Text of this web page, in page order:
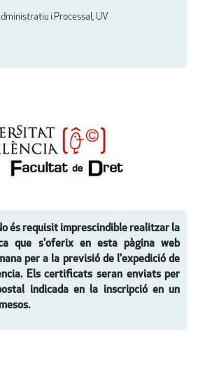
i Processal, UV
és requisit imprescindible realitzar la
que s'oferix en esta pàgina web
per a la previsió de l'expedició de
Els certificats seran enviats per
indicada en la inscripció en un